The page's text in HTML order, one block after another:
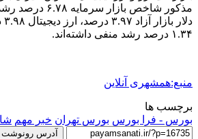
مذکور شاخص بازار
۱.۳۴ درصد رشد منفی داشته‌اند.
منبع:همشهری آنلاین
برچسب ها
بورس - فرا بورس بورس تهران خبر مهم
آدرس رونوشت